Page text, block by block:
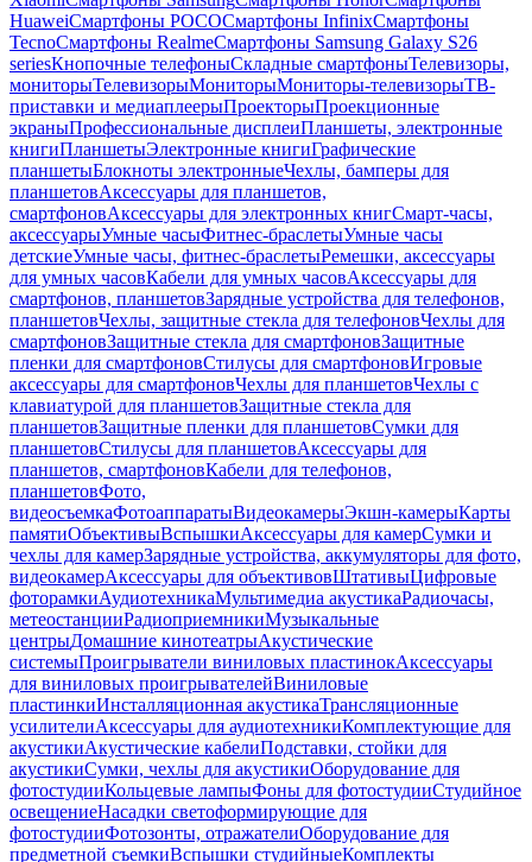
HuaweiСмартфоны POCOСмартфоны InfinixСмартфоны
TecnoСмартфоны RealmeСмартфоны Samsung Galaxy S26
seriesКнопочные телефоныСкладные смартфоныТелевизоры,
мониторыТелевизорыМониторыМониторы-телевизорыТВ-
приставки и медиаплеерыПроекторыПроекционные
экраныПрофессиональные дисплеиПланшеты, электронные
книгиПланшетыЭлектронные книгиГрафические
планшетыБлокноты электронныеЧехлы, бамперы для
планшетовАксессуары для планшетов,
смартфоновАксессуары для электронных книгСмарт-часы,
аксессуарыУмные часыФитнес-браслетыУмные часы
детскиеУмные часы, фитнес-браслетыРемешки, аксессуары
для умных часовКабели для умных часовАксессуары для
смартфонов, планшетовЗарядные устройства для телефонов,
планшетовЧехлы, защитные стекла для телефоновЧехлы для
смартфоновЗащитные стекла для смартфоновЗащитные
пленки для смартфоновСтилусы для смартфоновИгровые
аксессуары для смартфоновЧехлы для планшетовЧехлы с
клавиатурой для планшетовЗащитные стекла для
планшетовЗащитные пленки для планшетовСумки для
планшетовСтилусы для планшетовАксессуары для
планшетов, смартфоновКабели для телефонов,
планшетовФото,
видеосъемкаФотоаппаратыВидеокамерыЭкшн-камерыКарты
памятиОбъективыВспышкиАксессуары для камерСумки и
чехлы для камерЗарядные устройства, аккумуляторы для фото,
видеокамерАксессуары для объективовШтативыЦифровые
фоторамкиАудиотехникаМультимедиа акустикаРадиочасы,
метеостанцииРадиоприемникиМузыкальные
центрыДомашние кинотеатрыАкустические
системыПроигрыватели виниловых пластинокАксессуары
для виниловых проигрывателейВиниловые
пластинкиИнсталляционная акустикаТрансляционные
усилителиАксессуары для аудиотехникиКомплектующие для
акустикиАкустические кабелиПодставки, стойки для
акустикиСумки, чехлы для акустикиОборудование для
фотостудииКольцевые лампыФоны для фотостудииСтудийное
освещениеНасадки светоформирующие для
фотостудииФотозонты, отражателиОборудование для
предметной съемкиВспышки студийныеКомплекты